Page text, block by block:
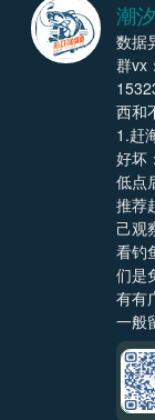
潮
数据
群vx
西和
1.赶
好坏
低点
推荐
己观
看钓
们是
有有
一般